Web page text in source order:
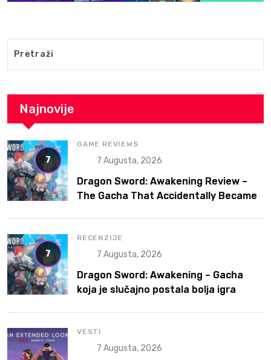
Najnovije
7
GAME REVIEWS
7 Augusta, 2026
Dragon Sword: Awakening Review –
The Gacha That Accidentally Became
7
RECENZIJE
7 Augusta, 2026
Dragon Sword: Awakening – Gacha
koja je slučajno postala bolja igra
VESTI
7 Augusta, 2026